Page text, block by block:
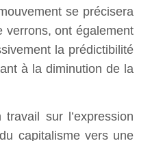
se précisera
verrons, ont également
la prédictibilité
à la diminution de la
sur l’expression
capitalisme vers une